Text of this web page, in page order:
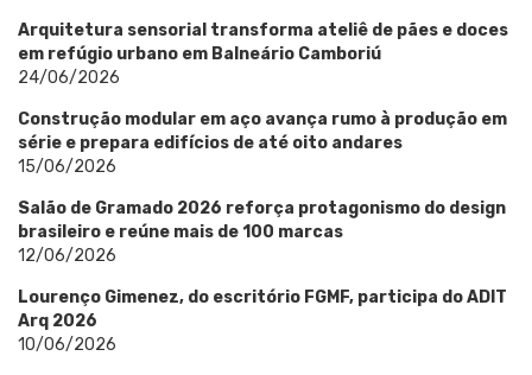
Arquitetura sensorial transforma ateliê de pães e doces
em refúgio urbano em Balneário Camboriú
24/06/2026
Construção modular em aço avança rumo à produção em
série e prepara edifícios de até oito andares
15/06/2026
Salão de Gramado 2026 reforça protagonismo do design
brasileiro e reúne mais de 100 marcas
12/06/2026
Lourenço Gimenez, do escritório FGMF, participa do ADIT
Arq 2026
10/06/2026